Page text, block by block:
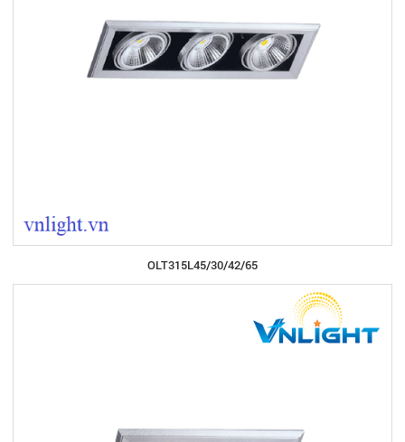
OLT315L45/30/42/65